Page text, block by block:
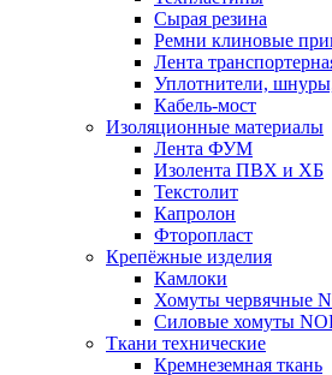
Сырая резина
Ремни клиновые
Лента
Уплотнители,
Кабель-мост
Изоляционные материалы
Лента ФУМ
Изолента ПВХ и ХБ
Текстолит
Капролон
Фторопласт
Крепёжные изделия
Камлоки
Хомуты червячные
Силовые хомуты
Ткани технические
Кремнеземная ткань